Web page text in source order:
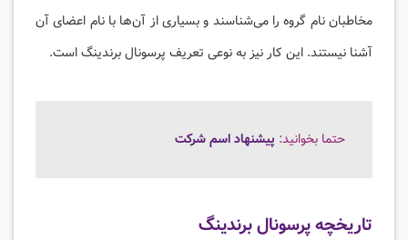
مخاطبان نام گروه را می‌شناسند و بسیاری از آن‌ها با نام اعضای آن
آشنا نیستند. این کار نیز به نوعی تعریف پرسونال برندینگ است.
حتما بخوانید: پیشنهاد اسم شرکت
تاریخچه پرسونال برندینگ